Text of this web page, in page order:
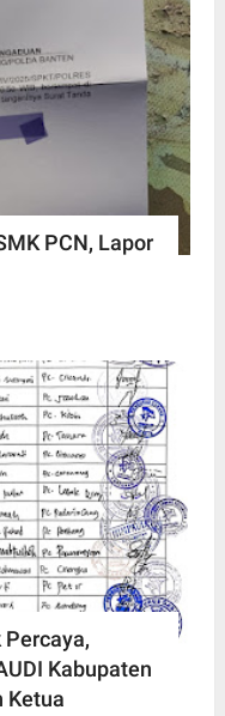
PCN, Lapor
Kabupaten
Ketua